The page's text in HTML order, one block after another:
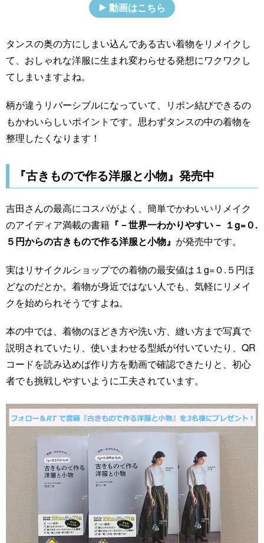
動画はこちら
タンスの奥の方にしまい込んである古い着物をリメイクし
て、おしゃれな洋服に生まれ変わらせる発想にワクワクし
てしまいますよね。
柄が違うリバーシブルになっていて、リボン結びできるの
もかわいらしいポイントです。思わずタンスの中の着物を
整理したくなります！
『古きもので作る洋服と小物』発売中
吉田さんの最高にコスパがよく、簡単でかわいいリメイク
のアイディア満載の書籍 『－世界一わかりやすい－ １g=０.
５円からの古きもので作る洋服と小物』 が発売中です。
実はリサイクルショップでの着物の最安値は１g=０.５円ほ
どなのだとか。着物が身近ではない人でも、気軽にリメイ
クを始められそうですよね。
本の中では、着物のほどき方や洗い方、縫い方まで写真で
説明されていたり、使いまわせる型紙が付いていたり、QR
コードを読み込めば作り方を動画で確認できたりと、初心
者でも挑戦しやすいように工夫されています。